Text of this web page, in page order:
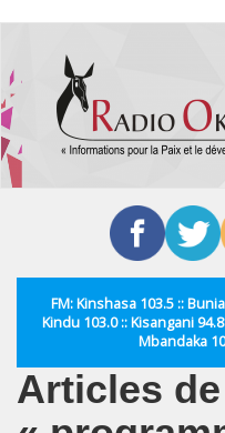
contenu
principal
FM: Kinshasa 103.5 ::
Kindu 103.0 :: Kisangani
Mbandaka
Articles